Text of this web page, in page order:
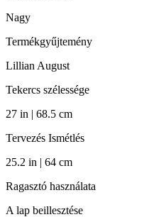
Nagy
Termékgyűjtemény
Lillian August
Tekercs szélessége
27 in | 68.5 cm
Tervezés Ismétlés
25.2 in | 64 cm
Ragasztó használata
A lap beillesztése